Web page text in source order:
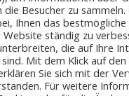
Besucher zu sammeln.
Ihnen das bestmögliche
ständig zu
die auf Ihre
Mit dem Klick auf
Sie sich mit der
Für weitere